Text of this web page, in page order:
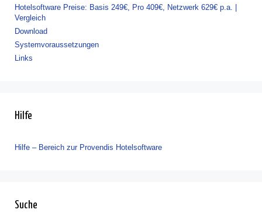
Hotelsoftware Preise: Basis 249€, Pro 409€, Netzwerk 629€ p.a. |
Vergleich
Download
Systemvoraussetzungen
Links
Hilfe
Hilfe – Bereich zur Provendis Hotelsoftware
Suche